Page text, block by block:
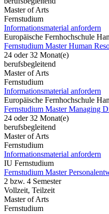
Master of Arts
Fernstudium
Informationsmaterial anfordern
Europäische Fernhochschule
Fernstudium Master Human
24 oder 32 Monat(e)
berufsbegleitend
Master of Arts
Fernstudium
Informationsmaterial anfordern
Europäische Fernhochschule
Fernstudium Master Managing
24 oder 32 Monat(e)
berufsbegleitend
Master of Arts
Fernstudium
Informationsmaterial anfordern
IU Fernstudium
Fernstudium Master
2 bzw. 4 Semester
Vollzeit, Teilzeit
Master of Arts
Fernstudium